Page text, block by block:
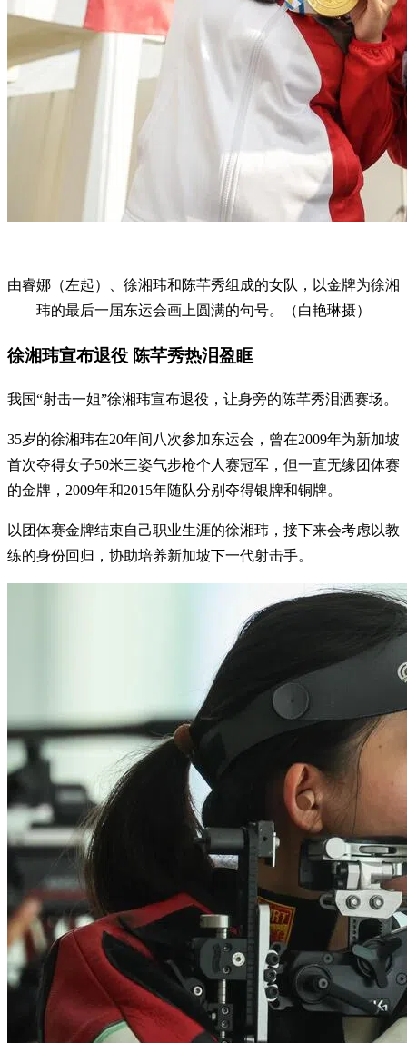
由睿娜（左起）、徐湘玮和陈芊秀组成的女队，以金牌为徐湘
玮的最后一届东运会画上圆满的句号。（白艳琳摄）
徐湘玮宣布退役 陈芊秀热泪盈眶
我国“射击一姐”徐湘玮宣布退役，让身旁的陈芊秀泪洒赛场。
35岁的徐湘玮在20年间八次参加东运会，曾在2009年为新加坡
首次夺得女子50米三姿气步枪个人赛冠军，但一直无缘团体赛
的金牌，2009年和2015年随队分别夺得银牌和铜牌。
以团体赛金牌结束自己职业生涯的徐湘玮，接下来会考虑以教
练的身份回归，协助培养新加坡下一代射击手。